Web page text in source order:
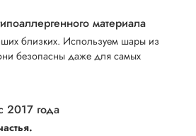
материала
близких. Используем шары из
безопасны даже для самых
2017 года